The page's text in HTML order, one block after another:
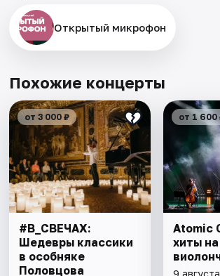
Открытый микрофон
Похожие концерты
от 3 000 ₽
#В_СВЕЧАХ:
Шедевры классики
в особняке
Половцова
от 1 600
Atomic
хиты на